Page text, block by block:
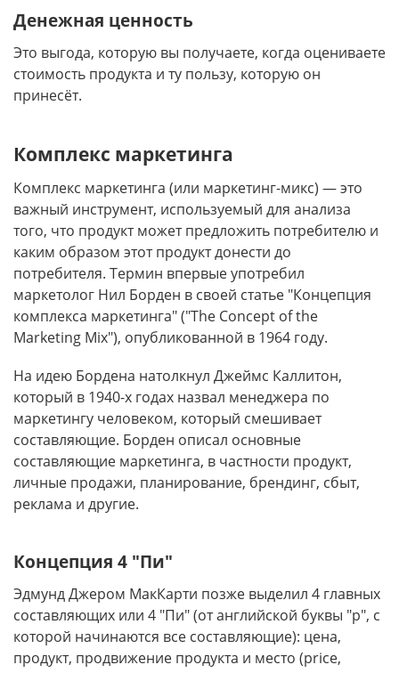
Денежная ценность
Это выгода, которую вы получаете, когда оцениваете
стоимость продукта и ту пользу, которую он
принесёт.
Комплекс маркетинга
Комплекс маркетинга (или маркетинг-микс) — это
важный инструмент, используемый для анализа
того, что продукт может предложить потребителю и
каким образом этот продукт донести до
потребителя. Термин впервые употребил
маркетолог Нил Борден в своей статье "Концепция
комплекса маркетинга" ("The Concept of the
Marketing Mix"), опубликованной в 1964 году.
На идею Бордена натолкнул Джеймс Каллитон,
который в 1940-х годах назвал менеджера по
маркетингу человеком, который смешивает
составляющие. Борден описал основные
составляющие маркетинга, в частности продукт,
личные продажи, планирование, брендинг, сбыт,
реклама и другие.
Концепция 4 "Пи"
Эдмунд Джером МакКарти позже выделил 4 главных
составляющих или 4 "Пи" (от английской буквы "p", с
которой начинаются все составляющие): цена,
продукт, продвижение продукта и место (price,